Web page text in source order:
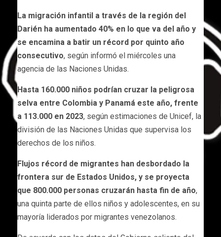
La migración infantil a través de la región del
Darién ha aumentado 40% en lo que va del año y
se encamina a batir un récord por quinto año
consecutivo, según informó el miércoles una
agencia de las Naciones Unidas.
Hasta 160.000 niños podrían cruzar la peligrosa
selva entre Colombia y Panamá este año, frente
a 113.000 en 2023, según estimaciones de Unicef, la
división de las Naciones Unidas que supervisa los
derechos de los niños.
Flujos récord de migrantes han desbordado la
frontera sur de Estados Unidos, y se proyecta
que 800.000 personas cruzarán hasta fin de año,
una quinta parte de ellos niños y adolescentes, en su
mayoría liderados por migrantes venezolanos.